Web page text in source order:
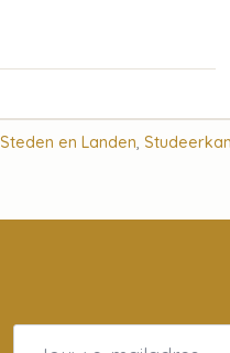
Steden en Landen,
Email